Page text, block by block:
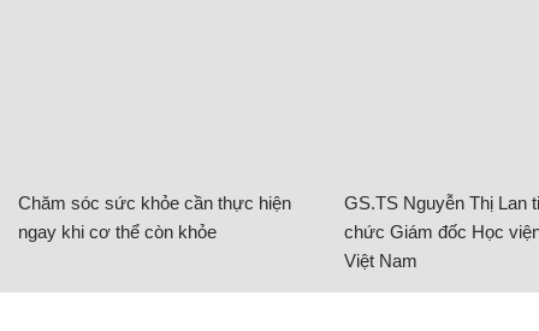
Chăm sóc sức khỏe cần thực hiện
ngay khi cơ thể còn khỏe
GS.TS Nguyễn Thị Lan
chức Giám đốc Học
Việt Nam